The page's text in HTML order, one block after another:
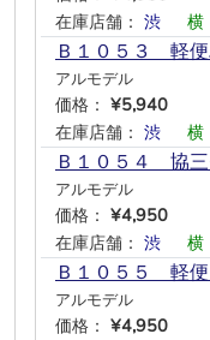
在庫店舗： 渋 横
Ｂ１０５３ 軽便
アルモデル
価格： ¥5,940
在庫店舗： 渋 横
Ｂ１０５４ 協三
アルモデル
価格： ¥4,950
在庫店舗： 渋 横
Ｂ１０５５ 軽
アルモデル
価格： ¥4,950